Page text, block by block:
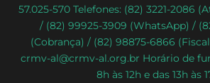
To
Top
57.025-570 Telefones: (82) 3221-2086
/ (82) 99925-3909 (WhatsApp) /
(Cobrança) / (82) 98875-6866
crmv-al@crmv-al.org.br Horário de
8h às 12h e das 13h às